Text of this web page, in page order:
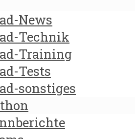
News
Technik
Training
Tests
sonstiges